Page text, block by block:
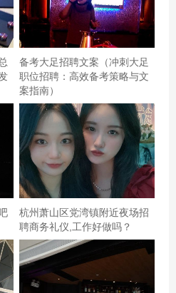
心一笑，同时也巧妙地解决了
知”**—— 通过社交媒体发布：
飞机正在和熊猫赛跑，争取早
不仅安抚了旅客情绪，还意外
。 #### **结语（非真正结
都是一场关于笑与服务的艺术
满欢笑与挑战的环境中工作，
强大的语言，那么，请带着你
行列吧！让我们一起，在蓝天
的独特篇章。
备考大足招聘文案（冲刺大足
职位招聘：高效备考策略与文
案指南）
杭州萧山区党湾镇附近夜场招
聘商务礼仪,工作好做吗？